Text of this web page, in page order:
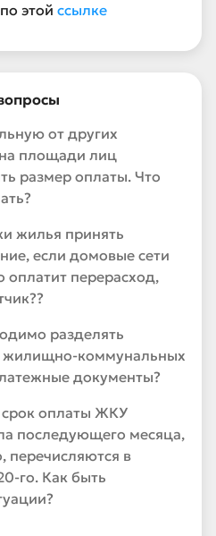
этой ссылке
от других
площади лиц
размер оплаты. Что
жилья принять
если домовые сети
оплатит перерасход,
разделять
жилищно-коммунальных
документы?
срок оплаты ЖКУ
последующего месяца,
перечисляются в
го. Как быть